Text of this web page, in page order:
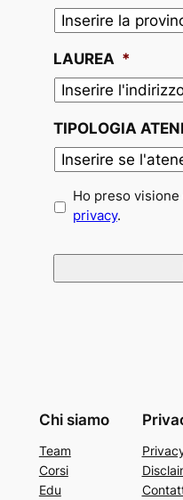
LAUREA *
TIPOLOGIA
Ho preso visione
privacy.
Chi siamo
Team
Corsi
Edu